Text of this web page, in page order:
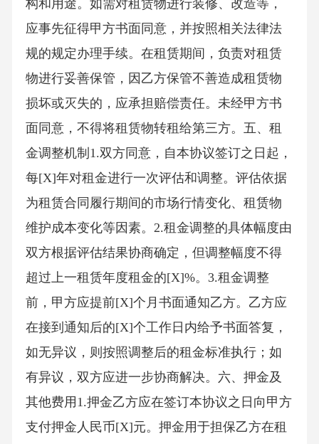
构和用途。如需对租赁物进行装修、改造等，
应事先征得甲方书面同意，并按照相关法律法
规的规定办理手续。在租赁期间，负责对租赁
物进行妥善保管，因乙方保管不善造成租赁物
损坏或灭失的，应承担赔偿责任。未经甲方书
面同意，不得将租赁物转租给第三方。五、租
金调整机制1.双方同意，自本协议签订之日起，
每[X]年对租金进行一次评估和调整。评估依据
为租赁合同履行期间的市场行情变化、租赁物
维护成本变化等因素。2.租金调整的具体幅度由
双方根据评估结果协商确定，但调整幅度不得
超过上一租赁年度租金的[X]%。3.租金调整
前，甲方应提前[X]个月书面通知乙方。乙方应
在接到通知后的[X]个工作日内给予书面答复，
如无异议，则按照调整后的租金标准执行；如
有异议，双方应进一步协商解决。六、押金及
其他费用1.押金乙方应在签订本协议之日向甲方
支付押金人民币[X]元。押金用于担保乙方在租